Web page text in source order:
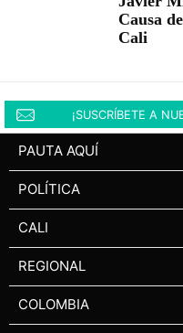
Causa
Cali
¡SUSCRÍBETE A
PAUTA AQUÍ
POLÍTICA
CALI
REGIONAL
COLOMBIA